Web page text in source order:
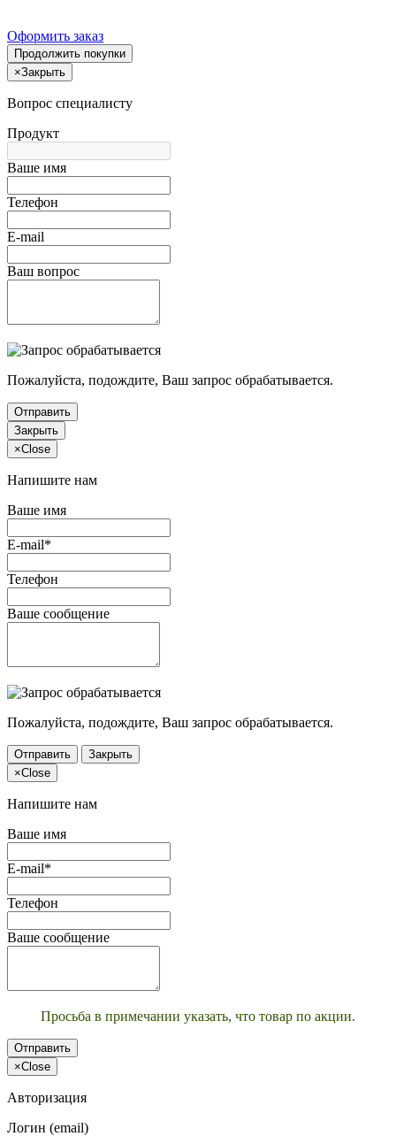
Оформить заказ
Продолжить покупки
×Закрыть
Вопрос специалисту
Продукт
Ваше имя
Телефон
E-mail
Ваш вопрос
Пожалуйста, подождите, Ваш запрос обрабатывается.
Отправить
Закрыть
×Close
Напишите нам
Ваше имя
E-mail*
Телефон
Ваше сообщение
Пожалуйста, подождите, Ваш запрос обрабатывается.
Отправить
Закрыть
×Close
Напишите нам
Ваше имя
E-mail*
Телефон
Ваше сообщение
Просьба в примечании указать, что товар по акции.
Отправить
×Close
Авторизация
Логин (email)